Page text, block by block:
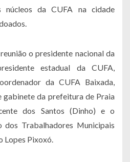
núcleos da CUFA na cidade
o presidente nacional da
estadual da CUFA,
da CUFA Baixada,
gabinete da prefeitura de Praia
dos Santos (Dinho) e o
dos Trabalhadores Municipais
Lopes Pixoxó.